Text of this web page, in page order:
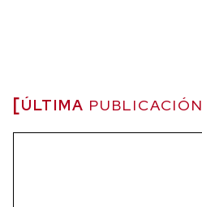
ÚLTIMA PUBLICACIÓN